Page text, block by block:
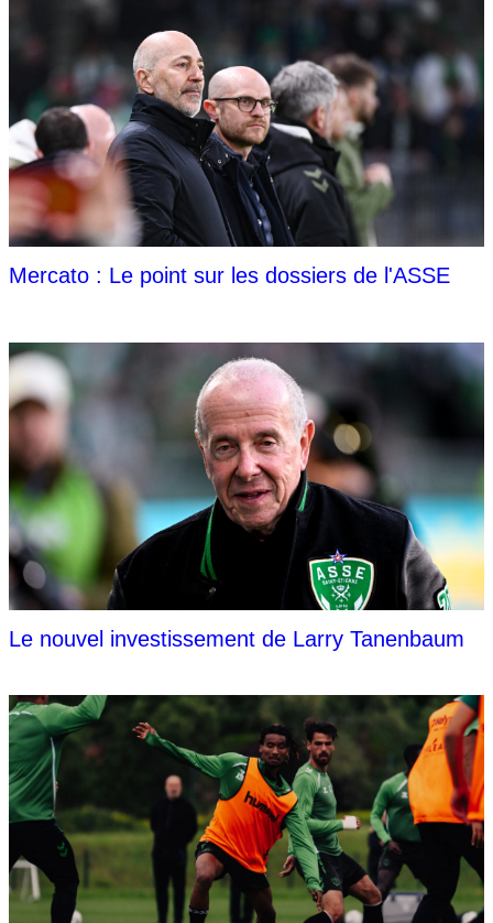
Mercato : Le point sur les dossiers de l'ASSE
Le nouvel investissement de Larry Tanenbaum